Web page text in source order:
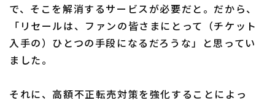
で、そこを解消するサービスが必要だと。だから、
「リセールは、ファンの皆さまにとって（チケット
入手の）ひとつの手段になるだろうな」と思ってい
ました。
それに、高額不正転売対策を強化することによっ